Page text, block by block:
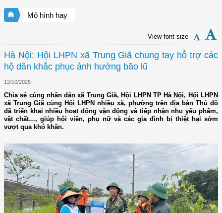
Mô hình hay
View font size
Hà Nội: Hội LHPN xã Trung Giã chung tay hỗ trợ các
hộ dân khắc phục ảnh hưởng bão lũ
12/10/2025
Chia sẻ cùng nhân dân xã Trung Giã, Hội LHPN TP Hà Nội, Hội LHPN
xã Trung Giã cùng Hội LHPN nhiều xã, phường trên địa bàn Thủ đô
đã triển khai nhiều hoạt động vận động và tiếp nhận nhu yếu phẩm,
vật chất…, giúp hội viên, phụ nữ và các gia đình bị thiệt hại sớm
vượt qua khó khăn.